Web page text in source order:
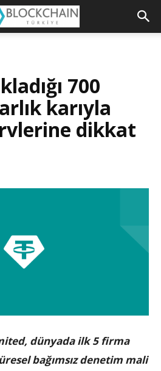
700
karıyla
dikkat
dünyada ilk 5 firma
bağımsız denetim mali